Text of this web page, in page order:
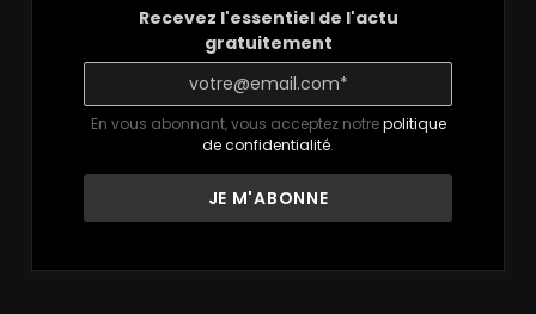
Recevez l'essentiel de l'actu
gratuitement
En vous abonnant, vous acceptez notrepolitique
de confidentialité.